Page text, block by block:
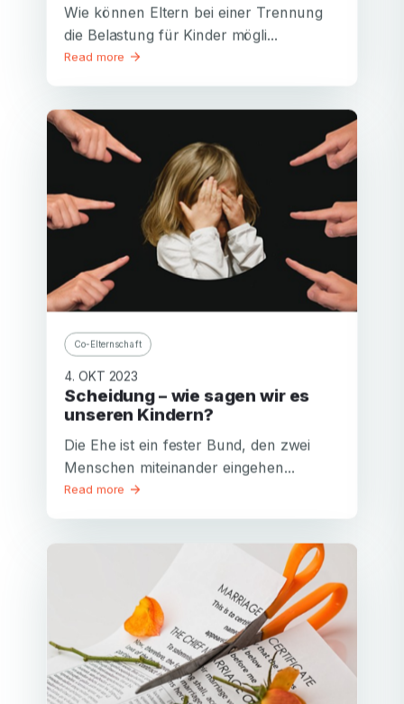
Wie können Eltern bei einer Trennung
die Belastung für Kinder mögli...
Read more
Co-Elternschaft
4. OKT 2023
Scheidung – wie sagen wir es
unseren Kindern?
Die Ehe ist ein fester Bund, den zwei
Menschen miteinander eingehen...
Read more